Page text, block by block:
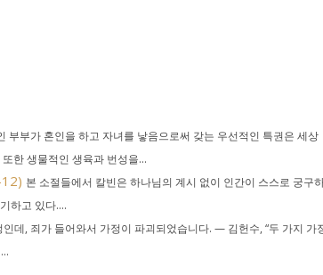
부부가 혼인을 하고 자녀를 낳음으로써 갖는 우선적인 특권은 세상
한 생물적인 생육과 번성을...
본 소절들에서 칼빈은 하나님의 계시 없이 인간이 스스로 궁구
하고 있다....
데, 죄가 들어와서 가정이 파괴되었습니다. — 김헌수, “두 가지 가